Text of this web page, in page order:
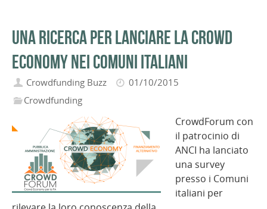
Una ricerca per lanciare la Crowd
Economy nei Comuni italiani
Crowdfunding Buzz
01/10/2015
Crowdfunding
CrowdForum con
il patrocinio di
ANCI ha lanciato
una survey
presso i Comuni
italiani per